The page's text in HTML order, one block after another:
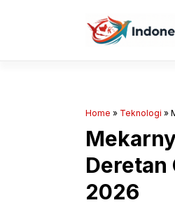
Home » Teknologi »
Deretan
2026